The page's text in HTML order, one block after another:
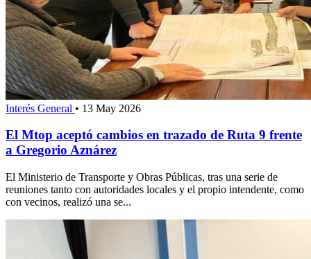
Interés General • 13 May 2026
El Mtop aceptó cambios en trazado de Ruta 9 frente
a Gregorio Aznárez
El Ministerio de Transporte y Obras Públicas, tras una serie de
reuniones tanto con autoridades locales y el propio intendente, como
con vecinos, realizó una se...